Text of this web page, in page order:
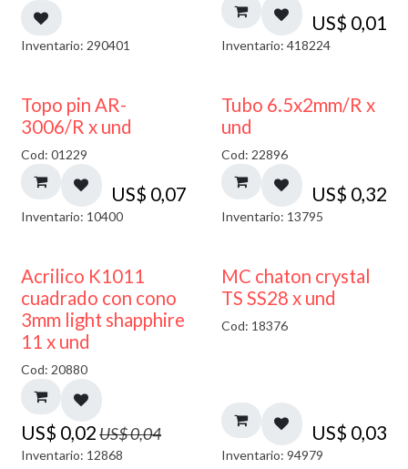
Inventario: 290401
US$ 0,01
Inventario: 418224
Topo pin AR-
3006/R x und
Cod: 01229
US$ 0,07
Inventario: 10400
Tubo 6.5x2mm/R x
und
Cod: 22896
US$ 0,32
Inventario: 13795
50% DESCUENTO
Acrilico K1011
cuadrado con cono
3mm light shapphire
11 x und
Cod: 20880
US$ 0,02US$0,04
Inventario: 12868
MC chaton crystal
TS SS28 x und
Cod: 18376
US$ 0,03
Inventario: 94979